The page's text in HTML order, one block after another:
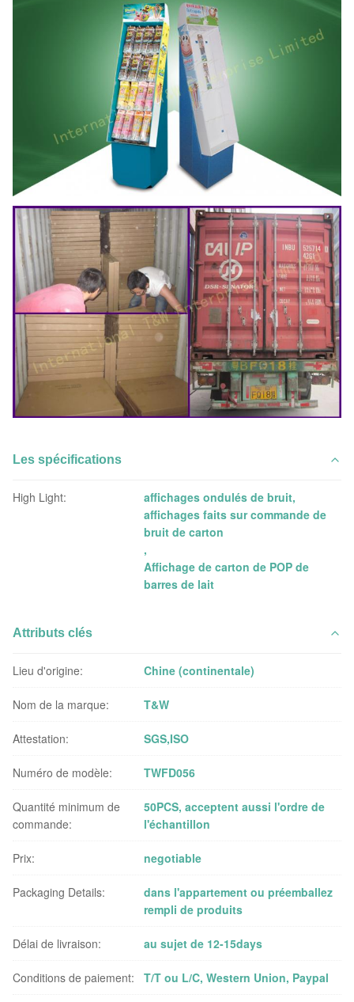
Les spécifications
High Light: affichages ondulés de bruit,
affichages faits sur commande de
bruit de carton
,
Affichage de carton de POP de
barres de lait
Attributs clés
Lieu d'origine: Chine (continentale)
Nom de la marque: T&W
Attestation: SGS,ISO
Numéro de modèle: TWFD056
Quantité minimum de
commande:
50PCS, acceptent aussi l'ordre de
l'échantillon
Prix: negotiable
Packaging Details:
dans l'appartement ou préemballez
rempli de produits
Délai de livraison: au sujet de 12-15days
Conditions de paiement: T/T ou L/C, Western Union, Paypal